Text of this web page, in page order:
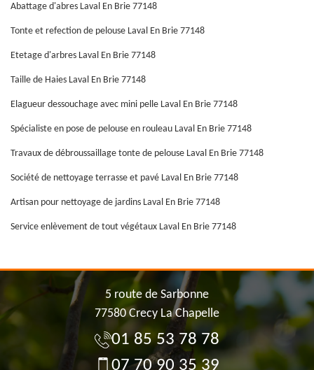
Abattage d'abres Laval En Brie 77148
Tonte et refection de pelouse Laval En Brie 77148
Etetage d'arbres Laval En Brie 77148
Taille de Haies Laval En Brie 77148
Elagueur dessouchage avec mini pelle Laval En Brie 77148
Spécialiste en pose de pelouse en rouleau Laval En Brie 77148
Travaux de débroussaillage tonte de pelouse Laval En Brie 77148
Société de nettoyage terrasse et pavé Laval En Brie 77148
Artisan pour nettoyage de jardins Laval En Brie 77148
Service enlèvement de tout végétaux Laval En Brie 77148
5 route de Sarbonne
77580 Crecy La Chapelle
01 85 53 78 78
07 70 90 35 39